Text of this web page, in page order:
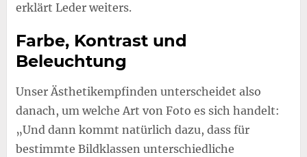
erklärt Leder weiters.
Farbe, Kontrast und
Beleuchtung
Unser Ästhetikempfinden unterscheidet also
danach, um welche Art von Foto es sich handelt:
„Und dann kommt natürlich dazu, dass für
bestimmte Bildklassen unterschiedliche